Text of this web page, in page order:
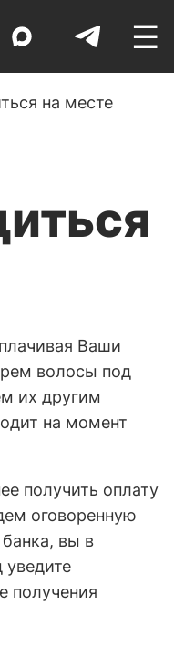
☰
на месте
Ваши
волосы под
их другим
на момент
получить оплату
оговоренную
вы в
уведите
получения